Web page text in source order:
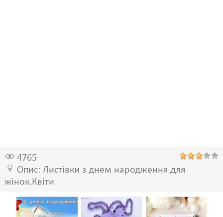
4765
Опис: Листівки з днем народження для
жінок.Квіти